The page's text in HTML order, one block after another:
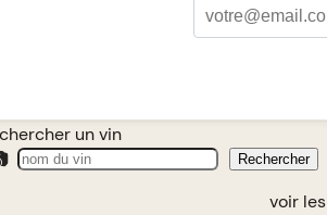
un vin
Rechercher
voir les